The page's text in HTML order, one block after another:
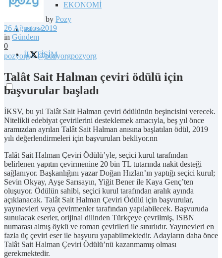
EKONOMİ
BLOG
İLETİŞİM
by Pozy
26 Ağustos 2019
in Gündem
0
pozyorg
@pozyorgpozyorg
Talât Sait Halman çeviri ödülü için
başvurular başladı
İKSV, bu yıl Talât Sait Halman çeviri ödülünün beşincisini verecek.
Nitelikli edebiyat çevirilerini desteklemek amacıyla, beş yıl önce
aramızdan ayrılan Talât Sait Halman anısına başlatılan ödül, 2019
yılı değerlendirmeleri için başvuruları bekliyor.nn
Talât Sait Halman Çeviri Ödülü’yle, seçici kurul tarafından
belirlenen yapıtın çevirmenine 20 bin TL tutarında nakit desteği
sağlanıyor. Başkanlığını yazar Doğan Hızlan’ın yaptığı seçici kurul;
Sevin Okyay, Ayşe Sarısayın, Yiğit Bener ile Kaya Genç’ten
oluşuyor. Ödülün sahibi, seçici kurul tarafından aralık ayında
açıklanacak. Talât Sait Halman Çeviri Ödülü için başvurular,
yayınevleri veya çevirmenler tarafından yapılabilecek. Başvuruda
sunulacak eserler, orijinal dilinden Türkçeye çevrilmiş, ISBN
numarası almış öykü ve roman çevirileri ile sınırlıdır. Yayınevleri en
fazla üç çeviri eser ile başvuru yapabilmektedir. Adayların daha önce
Talât Sait Halman Çeviri Ödülü’nü kazanmamış olması
gerekmektedir.